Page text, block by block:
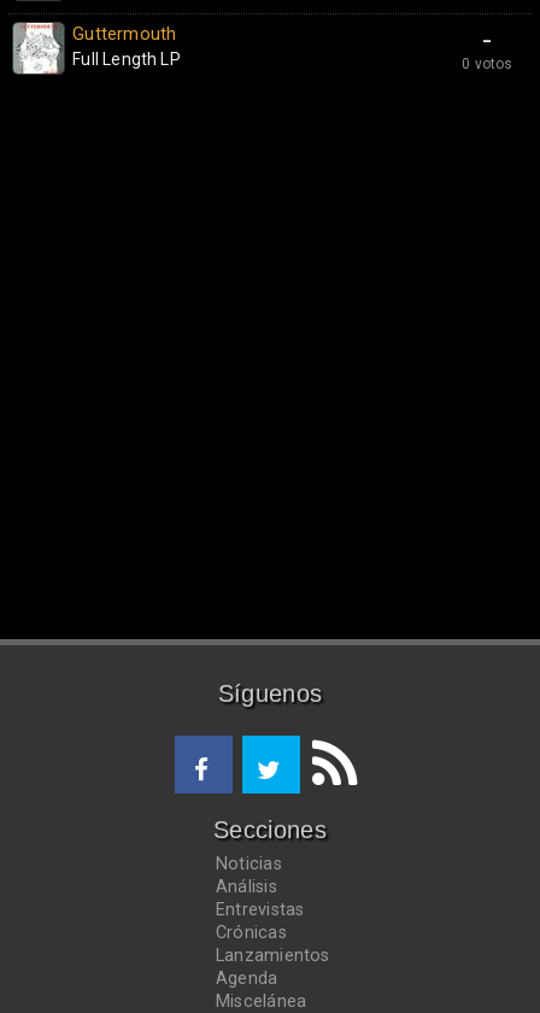
-
0 votos
Guttermouth
Full Length LP
Síguenos
Secciones
Noticias
Análisis
Entrevistas
Crónicas
Lanzamientos
Agenda
Miscelánea